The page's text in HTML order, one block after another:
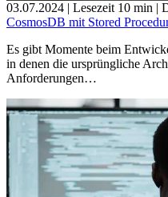
03.07.2024 | Lesezeit 10 min |
CosmosDB mit Stored
Es gibt Momente beim
in denen die ursprüngliche
Anforderungen…